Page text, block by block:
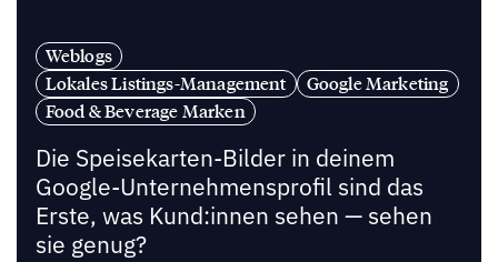
Weblogs
Lokales Listings-Management
Google Marketing
Food & Beverage Marken
Die Speisekarten-Bilder in deinem
Google-Unternehmensprofil sind das
Erste, was Kund:innen sehen — sehen
sie genug?